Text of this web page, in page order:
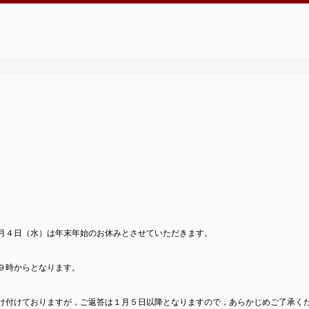
日（水）は年末年始のお休みとさせていただきます。
からとなります。
けておりますが，ご返答は１月５日以降となりますので，あらかじめご了承く